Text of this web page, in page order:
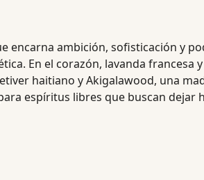
encarna ambición, sofisticación y
En el corazón, lavanda
haitiano y Akigalawood, una
espíritus libres que buscan